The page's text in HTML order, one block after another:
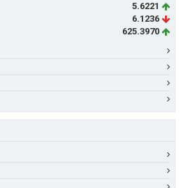
5.6221
6.1236
625.3970